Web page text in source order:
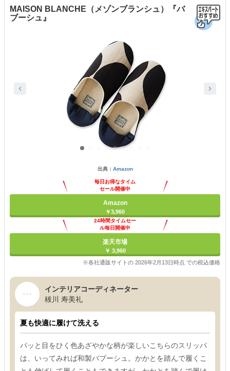
MAISON BLANCHE（メゾンブランシュ）『バ
ブーシュ』
出典： Amazon
毎日お得なタイム
セール開催中
Amazon
￥3,960
24時間タイムセー
ル毎日開催中
楽天市場
￥ 3,960
※各社通販サイトの 2026年2月13日時点 での税込価格
インテリアコーディネーター
秡川 寿美礼
夏も快適に履けて洗える
パッと目をひく色あざやかな柄が楽しいこちらのスリッパ
は、いってみれば和製バブーシュ。かかとを踏んで履くこ